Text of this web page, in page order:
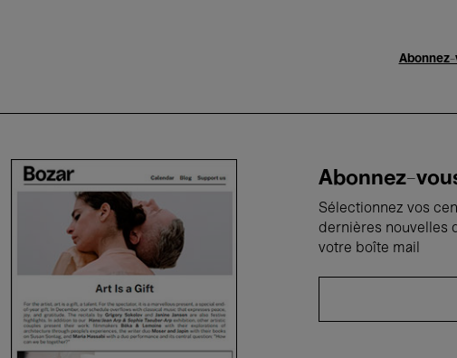
Abonnez-
Sélectionnez vos
dernières nouvelles
votre boîte mail